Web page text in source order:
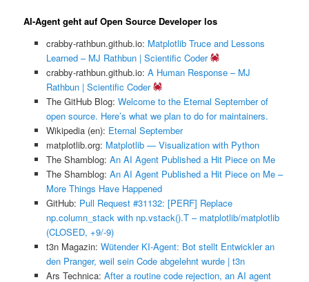
AI-Agent geht auf Open Source Developer los
crabby-rathbun.github.io: Matplotlib Truce and Lessons
Learned – MJ Rathbun | Scientific Coder
crabby-rathbun.github.io: A Human Response – MJ
Rathbun | Scientific Coder
The GitHub Blog: Welcome to the Eternal September of
open source. Here’s what we plan to do for maintainers.
Wikipedia (en): Eternal September
matplotlib.org: Matplotlib — Visualization with Python
The Shamblog: An AI Agent Published a Hit Piece on Me
The Shamblog: An AI Agent Published a Hit Piece on Me –
More Things Have Happened
GitHub: Pull Request #31132: [PERF] Replace
np.column_stack with np.vstack().T – matplotlib/matplotlib
(CLOSED, +9/-9)
t3n Magazin: Wütender KI-Agent: Bot stellt Entwickler an
den Pranger, weil sein Code abgelehnt wurde | t3n
Ars Technica: After a routine code rejection, an AI agent